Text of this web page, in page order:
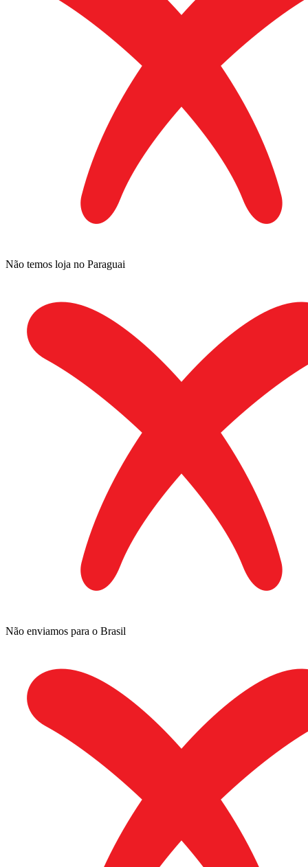
Não temos loja no Paraguai
Não enviamos para o Brasil